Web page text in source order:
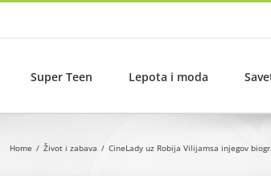
Super Teen Lepota i moda
Home Život i zabava CineLady uz Robija Vilijamsa injegov